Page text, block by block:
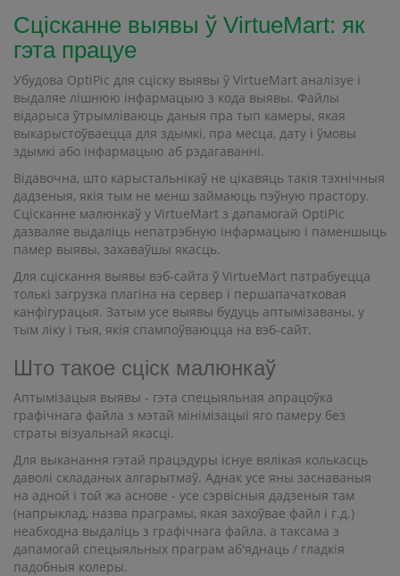
Сцісканне выявы ў VirtueMart: як
гэта працуе
Убудова OptiPic для сціску выявы ў VirtueMart аналізуе і
выдаляе лішнюю інфармацыю з кода выявы. Файлы
відарыса ўтрымліваюць даныя пра тып камеры, якая
выкарыстоўваецца для здымкі, пра месца, дату і ўмовы
здымкі або інфармацыю аб рэдагаванні.
Відавочна, што карыстальнікаў не цікавяць такія тэхнічныя
дадзеныя, якія тым не менш займаюць пэўную прастору.
Сцісканне малюнкаў у VirtueMart з дапамогай OptiPic
дазваляе выдаліць непатрэбную інфармацыю і паменшыць
памер выявы, захаваўшы якасць.
Для сціскання выявы вэб-сайта ў VirtueMart патрабуецца
толькі загрузка плагіна на сервер і першапачатковая
канфігурацыя. Затым усе выявы будуць аптымізаваны, у
тым ліку і тыя, якія спампоўваюцца на вэб-сайт.
Што такое сціск малюнкаў
Аптымізацыя выявы - гэта спецыяльная апрацоўка
графічнага файла з мэтай мінімізацыі яго памеру без
страты візуальнай якасці.
Для выканання гэтай працэдуры існуе вялікая колькасць
даволі складаных алгарытмаў. Аднак усе яны заснаваныя
на адной і той жа аснове - усе сэрвісныя дадзеныя там
(напрыклад, назва праграмы, якая захоўвае файл і г.д.)
неабходна выдаліць з графічнага файла, а таксама з
дапамогай спецыяльных праграм аб'яднаць / гладкія
падобныя колеры.